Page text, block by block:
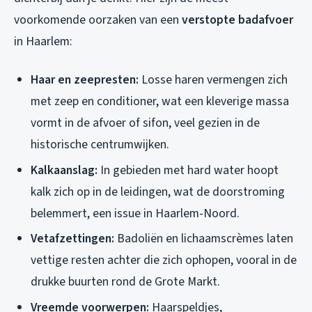
voorkomende oorzaken van een verstopte badafvoer
in Haarlem:
Haar en zeepresten: Losse haren vermengen zich
met zeep en conditioner, wat een kleverige massa
vormt in de afvoer of sifon, veel gezien in de
historische centrumwijken.
Kalkaanslag: In gebieden met hard water hoopt
kalk zich op in de leidingen, wat de doorstroming
belemmert, een issue in Haarlem-Noord.
Vetafzettingen: Badoliën en lichaamscrèmes laten
vettige resten achter die zich ophopen, vooral in de
drukke buurten rond de Grote Markt.
Vreemde voorwerpen: Haarspeldjes,